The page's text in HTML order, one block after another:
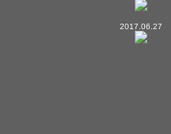
2017.06.27